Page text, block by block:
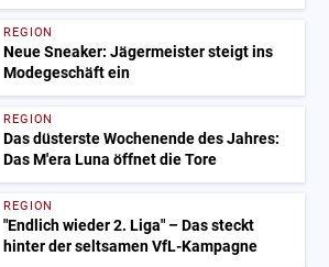
REGION
Neue Sneaker: Jägermeister steigt ins
Modegeschäft ein
REGION
Das düsterste Wochenende des Jahres:
Das M'era Luna öffnet die Tore
REGION
"Endlich wieder 2. Liga" – Das steckt
hinter der seltsamen VfL-Kampagne